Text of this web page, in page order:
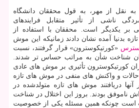
نقل از مهر، به قول محققان دانشگاه
ناشی از تأثیر متقابل فرایندهای
بر یكدیگر است. محققان با استفاده از
بدنیا آمده نشان دادند زمانیكه این موش
«كورتیكوسترون» قرار گرفتند، نسبت
شناخت شأن به مراتب حساس تر شدند.
كورتیكوسترون تأثیری بر موش های عادی
حالات و واكنش های منفی در موش های تازه
آنها دریافتند موش های تازه متولدشده در
ناموفق بودند. بروز این اختلال در شناخت
است چونكه همین مسئله یكی از خصوصیت